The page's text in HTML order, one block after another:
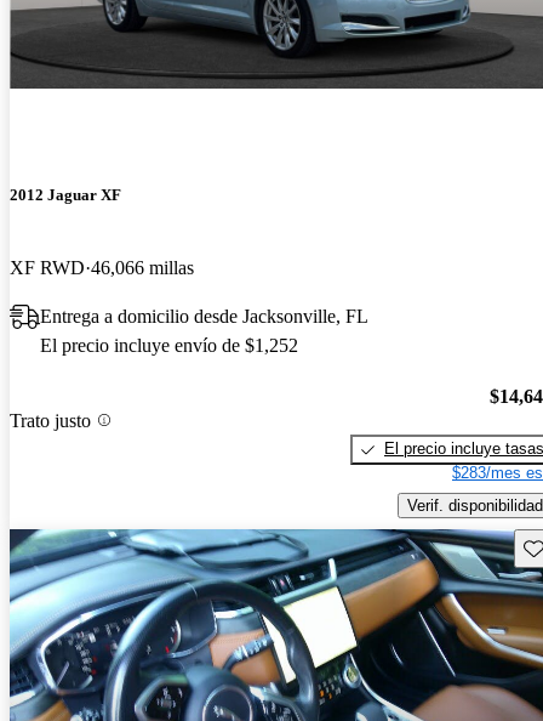
2012 Jaguar XF
XF RWD 46,066 millas
Entrega a domicilio desde Jacksonville, FL
El precio incluye envío de $1,252
Trato justo
El precio incluye tasas
$283/mes
Verif. disponibilidad